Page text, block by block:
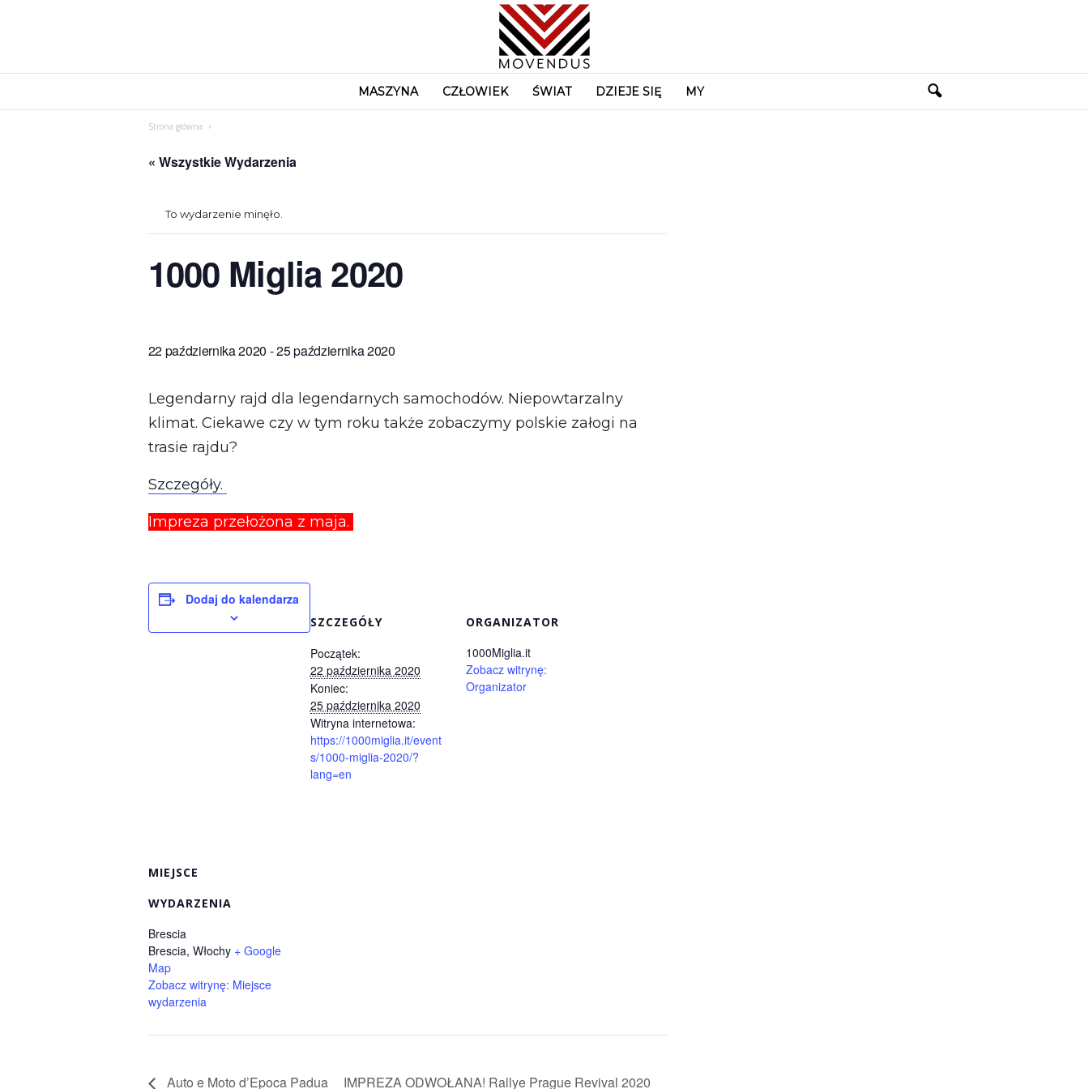
v
MASZYNA CZŁOWIEK ŚWIAT DZIEJE SIĘ MY
Strona główna
« Wszystkie Wydarzenia
To wydarzenie minęło.
1000 Miglia 2020
22 października 2020 -25 października 2020
Legendarny rajd dla legendarnych samochodów. Niepowtarzalny
klimat. Ciekawe czy w tym roku także zobaczymy polskie załogi na
trasie rajdu?
Szczegóły.
Impreza przełożona z maja.
Dodaj do kalendarza
SZCZEGÓŁY
Początek:
22 października 2020
Koniec:
25 października 2020
Witryna internetowa:
https://1000miglia.it/event
s/1000-miglia-2020/?
lang=en
ORGANIZATOR
1000Miglia.it
Zobacz witrynę:
Organizator
MIEJSCE
WYDARZENIA
Brescia
Brescia, Włochy + Google
Map
Zobacz witrynę: Miejsce
wydarzenia
Auto e Moto d’Epoca Padua IMPREZA ODWOŁANA! Rallye Prague Revival 2020